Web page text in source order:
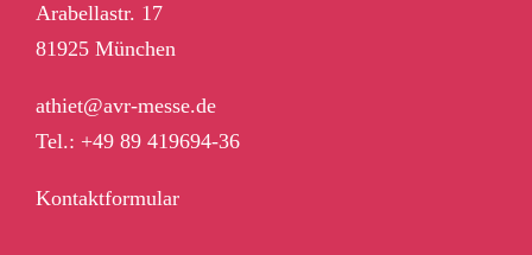
Arabellastr. 17
81925 München
athiet@avr-messe.de
Tel.: +49 89 419694-36
Kontaktformular